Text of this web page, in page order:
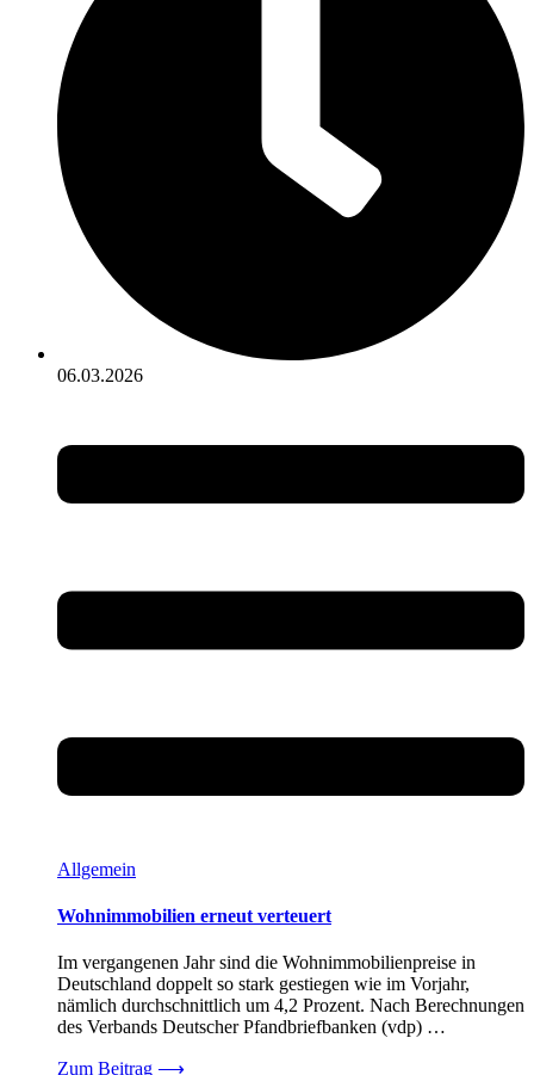
06.03.2026
Allgemein
Wohnimmobilien erneut verteuert
Im vergangenen Jahr sind die Wohnimmobilienpreise in
Deutschland doppelt so stark gestiegen wie im Vorjahr,
nämlich durchschnittlich um 4,2 Prozent. Nach Berechnungen
des Verbands Deutscher Pfandbriefbanken (vdp) …
Zum Beitrag ⟶